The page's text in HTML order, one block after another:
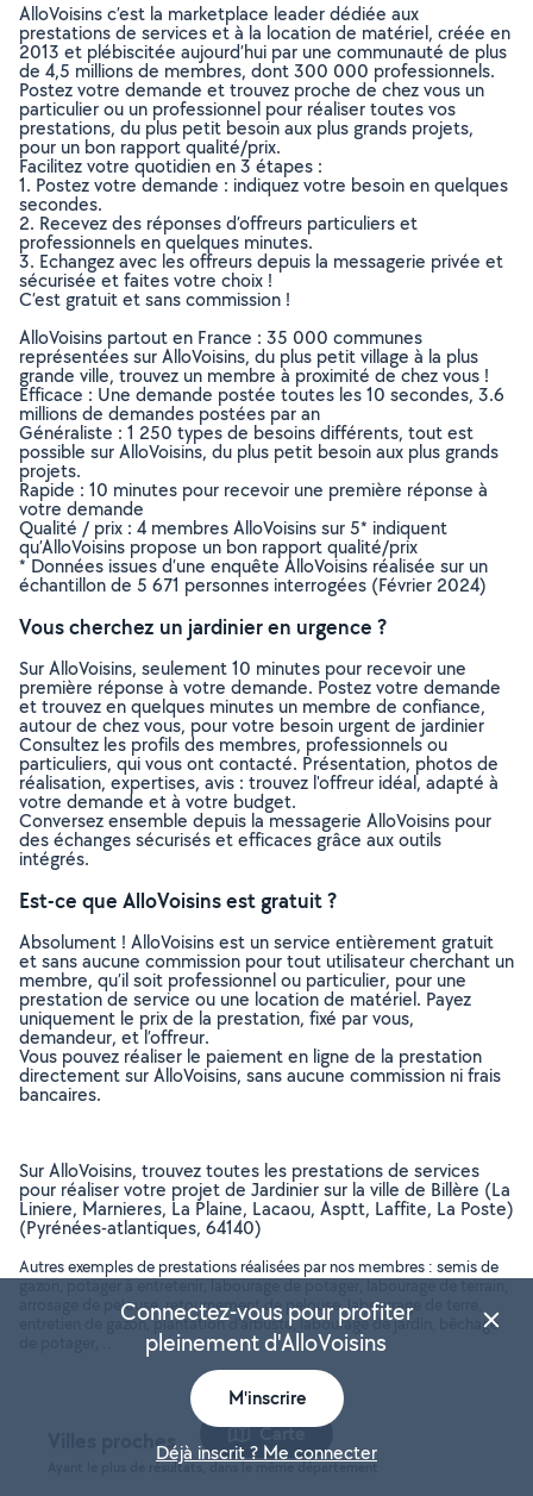
AlloVoisins c’est la marketplace leader dédiée aux
prestations de services et à la location de matériel, créée en
2013 et plébiscitée aujourd’hui par une communauté de plus
de 4,5 millions de membres, dont 300 000 professionnels.
Postez votre demande et trouvez proche de chez vous un
particulier ou un professionnel pour réaliser toutes vos
prestations, du plus petit besoin aux plus grands projets,
pour un bon rapport qualité/prix.
Facilitez votre quotidien en 3 étapes :
1. Postez votre demande : indiquez votre besoin en quelques
secondes.
2. Recevez des réponses d’offreurs particuliers et
professionnels en quelques minutes.
3. Echangez avec les offreurs depuis la messagerie privée et
sécurisée et faites votre choix !
C’est gratuit et sans commission !
AlloVoisins partout en France : 35 000 communes
représentées sur AlloVoisins, du plus petit village à la plus
grande ville, trouvez un membre à proximité de chez vous !
Efficace : Une demande postée toutes les 10 secondes, 3.6
millions de demandes postées par an
Généraliste : 1 250 types de besoins différents, tout est
possible sur AlloVoisins, du plus petit besoin aux plus grands
projets.
Rapide : 10 minutes pour recevoir une première réponse à
votre demande
Qualité / prix : 4 membres AlloVoisins sur 5* indiquent
qu’AlloVoisins propose un bon rapport qualité/prix
* Données issues d’une enquête AlloVoisins réalisée sur un
échantillon de 5 671 personnes interrogées (Février 2024)
Vous cherchez un jardinier en urgence ?
Sur AlloVoisins, seulement 10 minutes pour recevoir une
première réponse à votre demande. Postez votre demande
et trouvez en quelques minutes un membre de confiance,
autour de chez vous, pour votre besoin urgent de jardinier
Consultez les profils des membres, professionnels ou
particuliers, qui vous ont contacté. Présentation, photos de
réalisation, expertises, avis : trouvez l'offreur idéal, adapté à
votre demande et à votre budget.
Conversez ensemble depuis la messagerie AlloVoisins pour
des échanges sécurisés et efficaces grâce aux outils
intégrés.
Est-ce que AlloVoisins est gratuit ?
Absolument ! AlloVoisins est un service entièrement gratuit
et sans aucune commission pour tout utilisateur cherchant un
membre, qu’il soit professionnel ou particulier, pour une
prestation de service ou une location de matériel. Payez
uniquement le prix de la prestation, fixé par vous,
demandeur, et l’offreur.
Vous pouvez réaliser le paiement en ligne de la prestation
directement sur AlloVoisins, sans aucune commission ni frais
bancaires.
Sur AlloVoisins, trouvez toutes les prestations de services
pour réaliser votre projet de Jardinier sur la ville de Billère (La
Liniere, Marnieres, La Plaine, Lacaou, Asptt, Laffite, La Poste)
(Pyrénées-atlantiques, 64140)
Autres exemples de prestations réalisées par nos membres : semis de
gazon, potager à entretenir, labourage de potager, labourage de terrain,
arrosage de pelouse, retournement de pelouse, labourrage de terre,
entretien de gazon, plantation d'arbuste, labourage de jardin, bêchage
Villes proches
Ayant le plus de résultats, dans le même département
Carte
Connectez-vous pour profiter
pleinement d'AlloVoisins
M'inscrire
Déjà inscrit ? Me connecter